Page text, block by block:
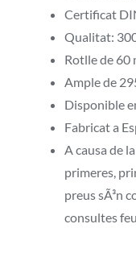
Certificat
Qualitat:
Rotlle de 60
Ample de
Disponible
Fabricat a
A causa de
primeres,
preus sÃ³n
consultes